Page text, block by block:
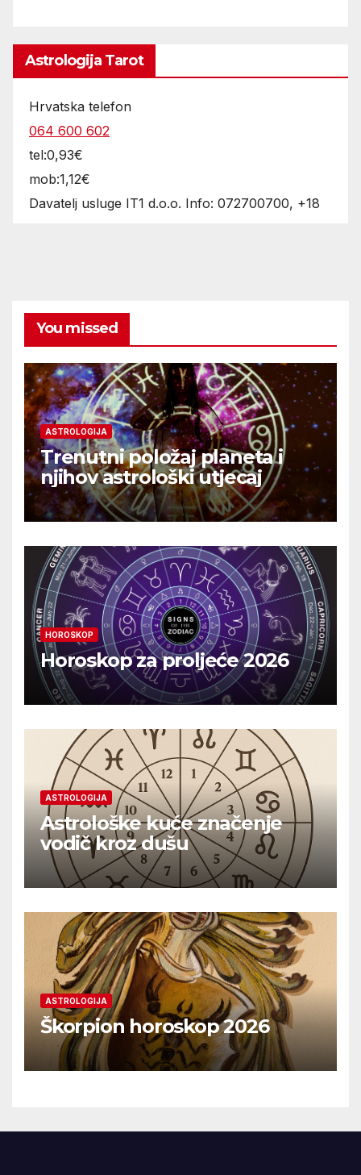
Astrologija Tarot
Hrvatska telefon
064 600 602
tel:0,93€
mob:1,12€
Davatelj usluge IT1 d.o.o. Info: 072700700, +18
You missed
ASTROLOGIJA
Trenutni položaj planeta i
njihov astrološki utjecaj
HOROSKOP
Horoskop za proljeće 2026
ASTROLOGIJA
Astrološke kuće značenje
vodič kroz dušu
ASTROLOGIJA
Škorpion horoskop 2026